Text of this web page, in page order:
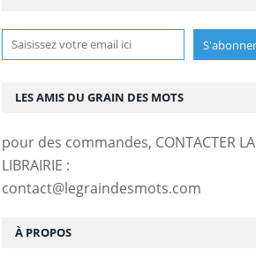
LES AMIS DU GRAIN DES MOTS
pour des commandes, CONTACTER LA
LIBRAIRIE :
contact@legraindesmots.com
À PROPOS